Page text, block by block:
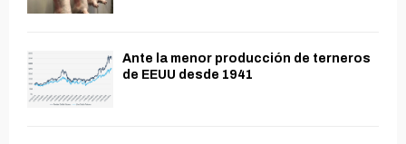
Ante la menor producción de terneros
de EEUU desde 1941